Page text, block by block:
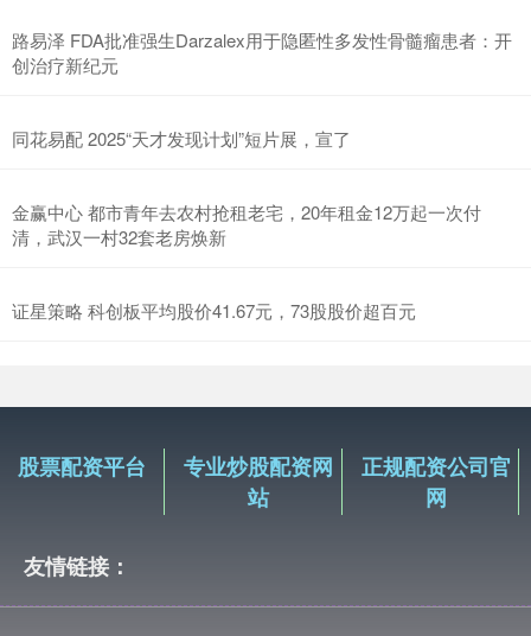
路易泽 FDA批准强生Darzalex用于隐匿性多发性骨髓瘤患者：开
创治疗新纪元
同花易配 2025“天才发现计划”短片展，宣了
金赢中心 都市青年去农村抢租老宅，20年租金12万起一次付
清，武汉一村32套老房焕新
证星策略 科创板平均股价41.67元，73股股价超百元
股票配资平台
专业炒股配资网
站
正规配资公司官
网
友情链接：